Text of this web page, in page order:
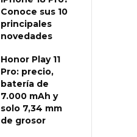
Conoce sus 10
principales
novedades
Honor Play 11
Pro: precio,
batería de
7.000 mAh y
solo 7,34 mm
de grosor